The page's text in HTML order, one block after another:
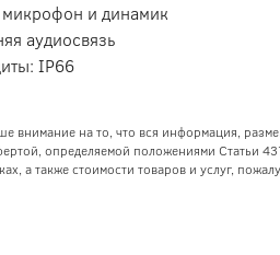
и динамик
аудиосвязь
IP66
внимание на то, что вся информация,
определяемой положениями Статьи
а также стоимости товаров и услуг,